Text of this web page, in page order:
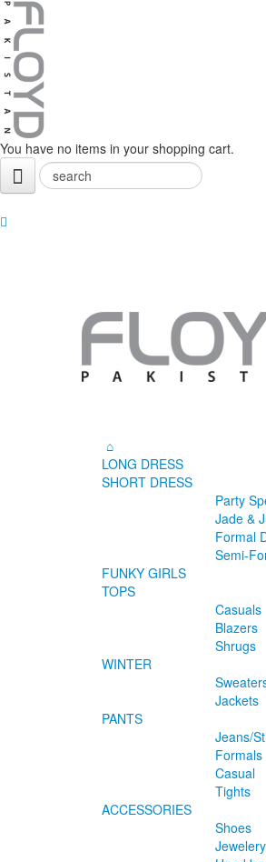
You have no items in your shopping cart.
LONG DRESS
SHORT DRESS
Party
Jade &
Formal
Semi-
FUNKY GIRLS
TOPS
Casuals
Blazers
Shrugs
WINTER
Jackets
PANTS
Jeans/
Formals
Casual
Tights
ACCESSORIES
Shoes
Jewelery